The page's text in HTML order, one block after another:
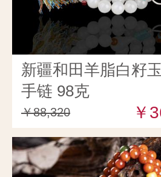
新疆和田羊脂白籽
手链 98克
￥88,320 ￥